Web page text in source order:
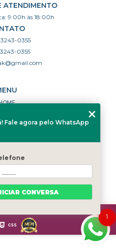
ATENDIMENTO
9:00h às 18:00h
0355
3243-0355
HOME
FREQUENTES
DO SITE
(Lei 9610 de 19/02/1998)
CSS
1
Fale agora pelo WhatsApp
CONVERSA